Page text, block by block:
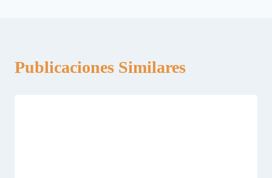
Publicaciones Similares